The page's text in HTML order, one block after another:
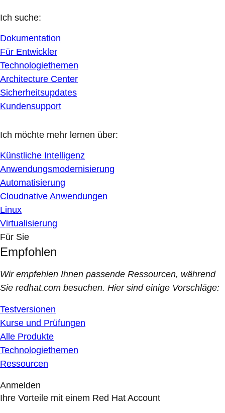
Ich suche:
Dokumentation
Für Entwickler
Technologiethemen
Architecture Center
Sicherheitsupdates
Kundensupport
Ich möchte mehr lernen über:
Künstliche Intelligenz
Anwendungsmodernisierung
Automatisierung
Cloudnative Anwendungen
Linux
Virtualisierung
Für Sie
Empfohlen
Wir empfehlen Ihnen passende Ressourcen, während
Sie redhat.com besuchen. Hier sind einige Vorschläge:
Testversionen
Kurse und Prüfungen
Alle Produkte
Technologiethemen
Ressourcen
Anmelden
Ihre Vorteile mit einem Red Hat Account